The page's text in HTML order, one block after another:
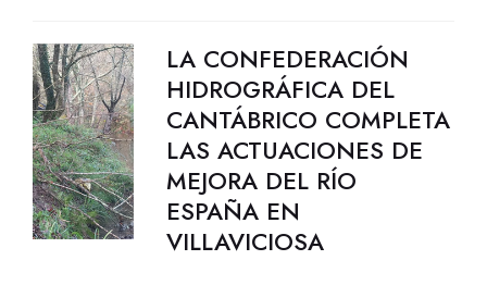
LA CONFEDERACIÓN
HIDROGRÁFICA DEL
CANTÁBRICO COMPLETA
LAS ACTUACIONES DE
MEJORA DEL RÍO
ESPAÑA EN
VILLAVICIOSA